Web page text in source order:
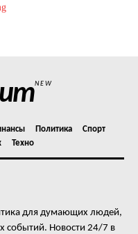
NEW
Политика
Спорт
Техно
для думающих людей,
событий. Новости 24/7 в